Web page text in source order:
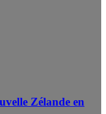
Zélande en